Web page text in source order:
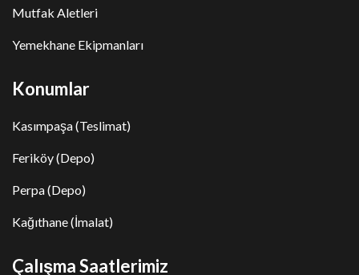
Mutfak Aletleri
Yemekhane Ekipmanları
Konumlar
Kasımpaşa (Teslimat)
Feriköy (Depo)
Perpa (Depo)
Kağıthane (İmalat)
Çalışma Saatlerimiz